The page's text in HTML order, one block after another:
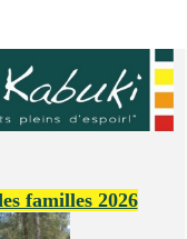
familles 2026